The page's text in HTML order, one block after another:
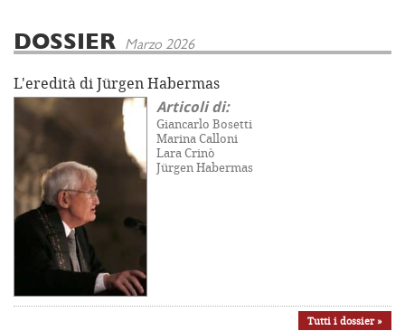
DOSSIER Marzo 2026
L'eredità di Jürgen Habermas
Articoli di:
Giancarlo Bosetti
Marina Calloni
Lara Crinò
Jürgen Habermas
Tutti i dossier »